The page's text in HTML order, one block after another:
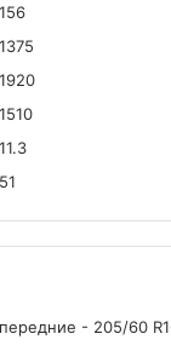
156
1375
1920
1510
11.3
51
передние - 205/60